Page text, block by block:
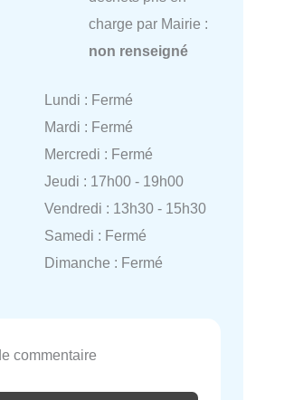
charge par Mairie :
non renseigné
Lundi : Fermé
Mardi : Fermé
Mercredi : Fermé
Jeudi : 17h00 - 19h00
Vendredi : 13h30 - 15h30
Samedi : Fermé
Dimanche : Fermé
commentaire